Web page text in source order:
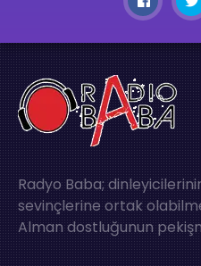
Radyo Baba;
sevinçlerine ortak
Alman dostluğunun